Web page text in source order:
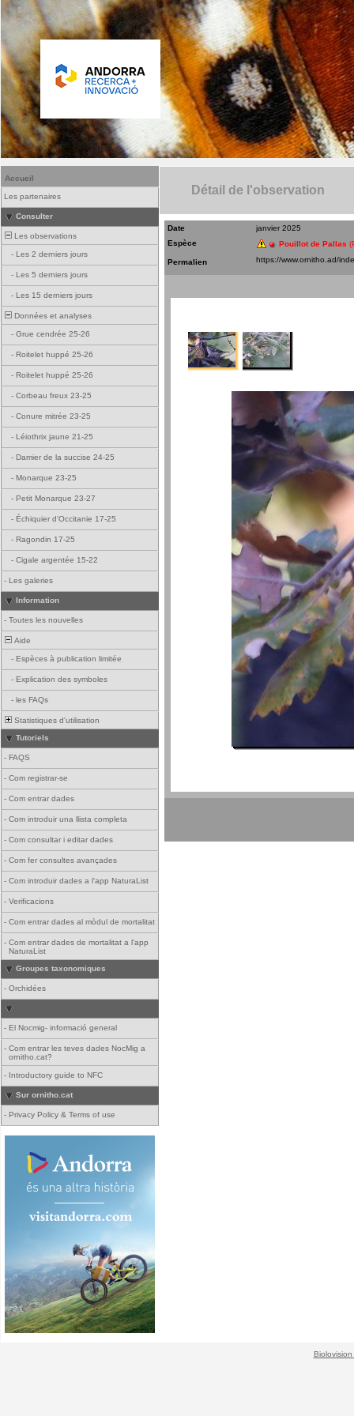
Accueil
Les partenaires
Consulter
Les observations
- Les 2 derniers jours
- Les 5 derniers jours
- Les 15 derniers jours
Données et analyses
- Grue cendrée 25-26
- Roitelet huppé 25-26
- Roitelet huppé 25-26
- Corbeau freux 23-25
- Conure mitrée 23-25
- Léiothrix jaune 21-25
- Damier de la succise 24-25
- Monarque 23-25
- Petit Monarque 23-27
- Échiquier d'Occitanie 17-25
- Ragondin 17-25
- Cigale argentée 15-22
- Les galeries
Information
- Toutes les nouvelles
Aide
- Espèces à publication limitée
- Explication des symboles
- les FAQs
Statistiques d'utilisation
Tutoriels
- FAQS
- Com registrar-se
- Com entrar dades
- Com introduir una llista completa
- Com consultar i editar dades
- Com fer consultes avançades
- Com introduir dades a l'app NaturaList
- Verificacions
- Com entrar dades al mòdul de mortalitat
- Com entrar dades de mortalitat a l'app
NaturaList
Groupes taxonomiques
- Orchidées
- El Nocmig- informació general
- Com entrar les teves dades NocMig a
ornitho.cat?
- Introductory guide to NFC
Sur ornitho.cat
- Privacy Policy & Terms of use
Détail de l'observation
Date
janvier 2025
Espèce
Pouillot de Pallas
Permalien
Biolovision